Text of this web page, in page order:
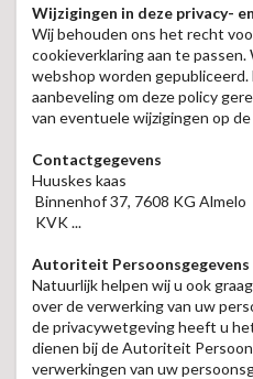
Wijzigingen in deze privacy-
Wij behouden ons het recht
cookieverklaring aan te passen.
webshop worden
aanbeveling om deze policy
van eventuele wijzigingen op
Contactgegevens
Huuskes kaas
Binnenhof 37, 7608 KG Almelo
KVK ...
Autoriteit Persoonsgegevens
Natuurlijk helpen wij u ook
over de verwerking van uw
de privacywetgeving heeft u
dienen bij de Autoriteit
verwerkingen van uw